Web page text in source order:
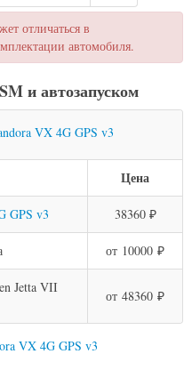
отличаться в
автомобиля.
и автозапуском
Цена
GPS v3 38360 ₽
от 10000 ₽
Jetta VII
от 48360 ₽
VX 4G GPS v3